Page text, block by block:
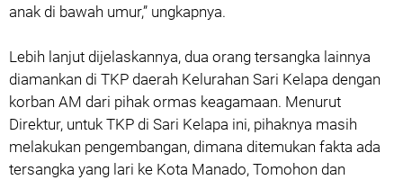
anak di bawah umur,” ungkapnya.
Lebih lanjut dijelaskannya, dua orang tersangka lainnya
diamankan di TKP daerah Kelurahan Sari Kelapa dengan
korban AM dari pihak ormas keagamaan. Menurut
Direktur, untuk TKP di Sari Kelapa ini, pihaknya masih
melakukan pengembangan, dimana ditemukan fakta ada
tersangka yang lari ke Kota Manado, Tomohon dan